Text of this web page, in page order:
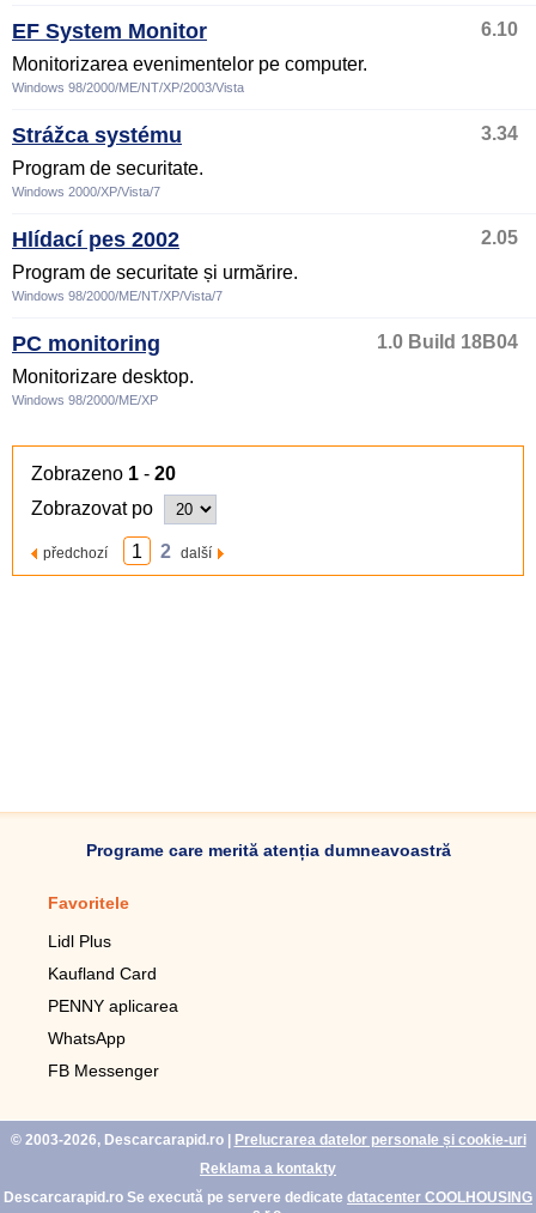
EF System Monitor
6.10
Monitorizarea evenimentelor pe computer.
Windows 98/2000/ME/NT/XP/2003/Vista
Strážca systému
3.34
Program de securitate.
Windows 2000/XP/Vista/7
Hlídací pes 2002
2.05
Program de securitate și urmărire.
Windows 98/2000/ME/NT/XP/Vista/7
PC monitoring
1.0 Build 18B04
Monitorizare desktop.
Windows 98/2000/ME/XP
Zobrazeno 1 - 20
Zobrazovat po
předchozí 1 2 další
Programe care merită atenția dumneavoastră
Favoritele
Lidl Plus
Kaufland Card
PENNY aplicarea
WhatsApp
FB Messenger
© 2003-2026, Descarcarapid.ro|
Prelucrarea datelor personale și cookie-uri
Reklama a kontakty
Descarcarapid.ro Se execută pe servere dedicate datacenter COOLHOUSING